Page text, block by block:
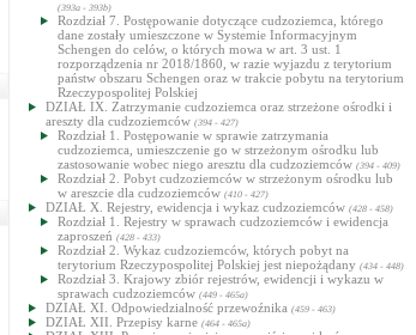
(393a - 393b)
Rozdział 7. Postępowanie dotyczące cudzoziemca, którego
dane zostały umieszczone w Systemie Informacyjnym
Schengen do celów, o których mowa w art. 3 ust. 1
rozporządzenia nr 2018/1860, w razie wyjazdu z terytorium
państw obszaru Schengen oraz w trakcie pobytu na terytorium
Rzeczypospolitej Polskiej
DZIAŁ IX. Zatrzymanie cudzoziemca oraz strzeżone ośrodki i
areszty dla cudzoziemców (394 - 427)
Rozdział 1. Postępowanie w sprawie zatrzymania
cudzoziemca, umieszczenie go w strzeżonym ośrodku lub
zastosowanie wobec niego aresztu dla cudzoziemców (394 - 409)
Rozdział 2. Pobyt cudzoziemców w strzeżonym ośrodku lub
w areszcie dla cudzoziemców (410 - 427)
DZIAŁ X. Rejestry, ewidencja i wykaz cudzoziemców (428 - 458)
Rozdział 1. Rejestry w sprawach cudzoziemców i ewidencja
zaproszeń (428 - 433)
Rozdział 2. Wykaz cudzoziemców, których pobyt na
terytorium Rzeczypospolitej Polskiej jest niepożądany (434 - 448)
Rozdział 3. Krajowy zbiór rejestrów, ewidencji i wykazu w
sprawach cudzoziemców (449 - 465a)
DZIAŁ XI. Odpowiedzialność przewoźnika (459 - 463)
DZIAŁ XII. Przepisy karne (464 - 465a)